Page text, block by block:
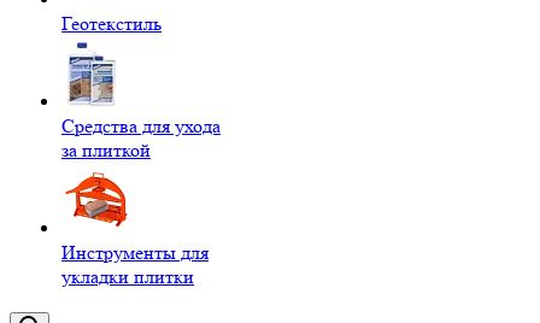
Геотекстиль
Средства для ухода
за плиткой
Инструменты для
укладки плитки